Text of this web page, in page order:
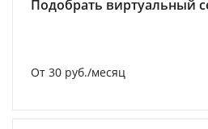
Подобрать виртуальный
От 30 руб./месяц